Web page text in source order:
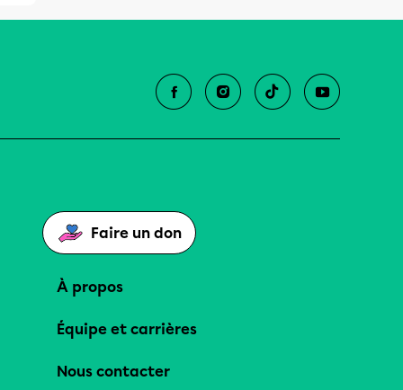
Faire un don
À propos
Équipe et carrières
Nous contacter